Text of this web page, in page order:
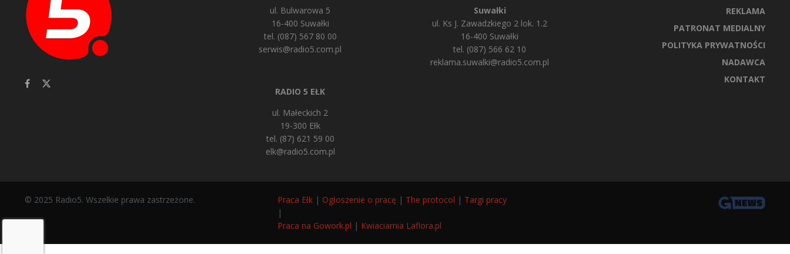
ul. Bulwarowa 5
16-400 Suwałki
tel. (087) 567 80 00
serwis@radio5.com.pl
RADIO 5 EŁK
ul. Małeckich 2
19-300 Ełk
tel. (87) 621 59 00
elk@radio5.com.pl
Suwałki
ul. Ks J. Zawadzkiego 2 lok. 1.2
16-400 Suwałki
tel. (087) 566 62 10
reklama.suwalki@radio5.com.pl
REKLAMA
PATRONAT MEDIALNY
POLITYKA PRYWATNOŚCI
NADAWCA
KONTAKT
© 2025 Radio5. Wszelkie prawa zastrzeżone. Praca Ełk | Ogłoszenie o pracę | The protocol | Targi pracy
|
Praca na Gowork.pl | Kwiaciarnia Laflora.pl